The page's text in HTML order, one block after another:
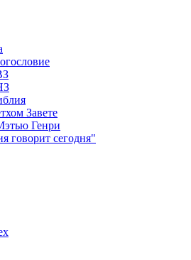
Завете
Генри
говорит сегодня"